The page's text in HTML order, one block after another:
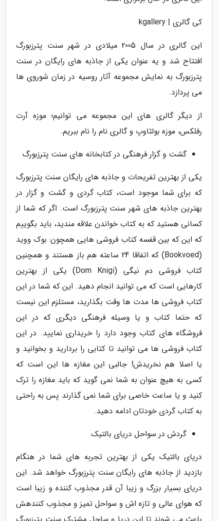
کی گالری | kgallery
این گالری در سال 2005 میلادی در شهر سنت پترزبورگ
افتتاح شد و یه عنوان یکی از جاذبه های رایگان در سنت
پترزبورگ به نمایش مجموعه آثار روسیه در زمان شوروی ها
می پردازد.
از دیگر گالری های این مجموعه می توانیم؛ موزه آرت
رفلکس، موزه بولثاوپ و گالری نام را نام ببریم.
گشت و گزار فرهنگی در کتابخانه های سنت پترزبورگ
یکی از بهترین تفریحات و جاذبه های رایگان سنت پترزبورگ
که برای شما موجود است، کتاب گردی و گشت و گزار در
بهترین جاذبه های شهر سنت پترزبورگ است. اگر که شما از
کسانی هستید که به کتاب خواندن علاقه مندید، باید بگوییم
که این که بین قفسه کتاب فروشی هایی همچون: بوک ووید
(Bookvoed) که اتفاقا 24 ساعته هم باز هستند و همچنین
کتاب فروشی دم نیگی (Dom Knigi) یکی از بهترین
کارهایی است که می توانید انجام دهید. این که شما در این
کتاب فروشی ها مدت ها وقت بگذارید، مستلزم این نیست
که حتما کتاب و یا وسیله فرهنگی دیگری که در این
فروشگاه های کتاب وجود دارد را خریداری نمایید. در این
کتاب فروشی ها می توانید تا کتابی را بردارید و بخوانید و
یا اصلا هم نخریدش! جالبی این مغازه ها این است که
کسی به هیچ عنوان به شما نمی گوید که باید مغازه را ترک
کنید و یا ساعت خاصی برای شما نمی گذارند پس به راحتی
به کتاب گردی خودتان ادامه دهید.
گردش در سواحل دریای بالتیک
دریای بالتیک یکی از بهترین تجربه های شما در هنگام
بازدید از جاذبه های رایگان سنت پترزبورگ خواهد شد. این
دریای بسیار بزرگ و زیبا آن قدر مجذوب کننده و زیبا است
که هوای عالی و تازه اش و سواحل تمیز و مجذوب کنندهش